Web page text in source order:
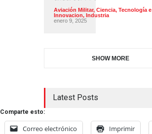
Aviación Militar, Ciencia, Tecnología e
Innovacion, Industria
enero 9, 2025
SHOW MORE
Latest Posts
Comparte esto:
Correo electrónico Imprimir